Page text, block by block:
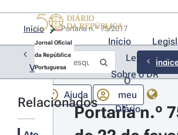
Jornal Oficial
da República
Portuguesa
Início
Lexionário
Sobre o DR
Ajuda
O
meu
Diário
Início
Voltar
Relacionados
Portaria n.º